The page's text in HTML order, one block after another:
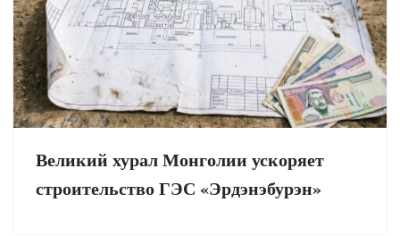
Великий хурал Монголии ускоряет
строительство ГЭС «Эрдэнэбурэн»